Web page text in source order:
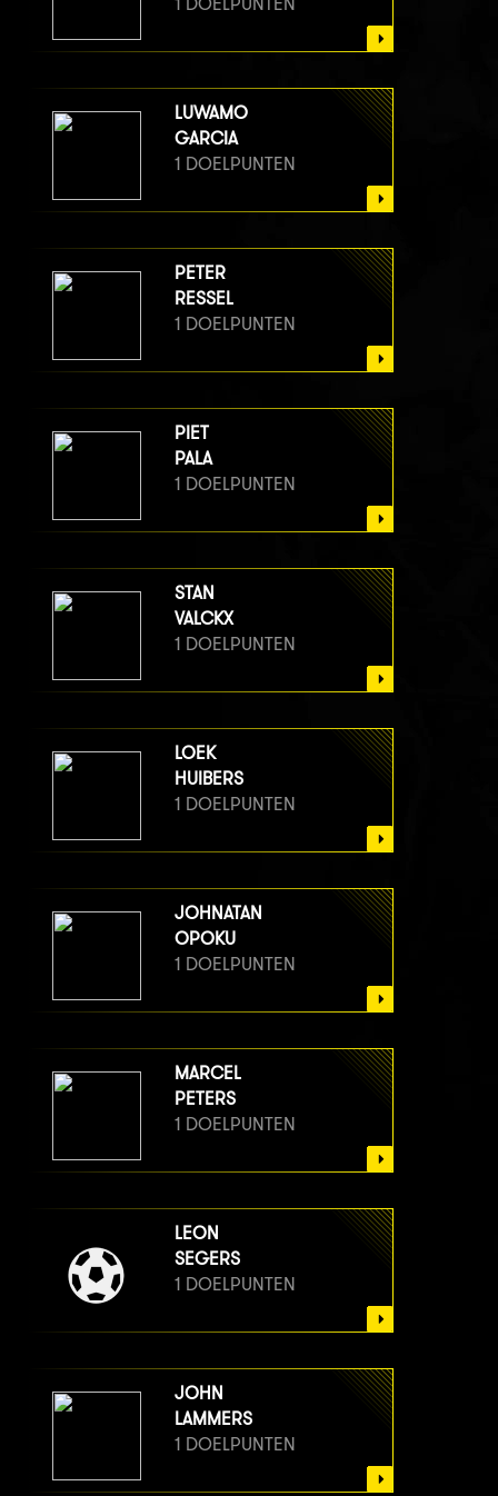
LUWAMO
GARCIA
1 DOELPUNTEN
PETER
RESSEL
1 DOELPUNTEN
PIET
PALA
1 DOELPUNTEN
STAN
VALCKX
1 DOELPUNTEN
LOEK
HUIBERS
1 DOELPUNTEN
JOHNATAN
OPOKU
1 DOELPUNTEN
MARCEL
PETERS
1 DOELPUNTEN
LEON
SEGERS
1 DOELPUNTEN
JOHN
LAMMERS
1 DOELPUNTEN